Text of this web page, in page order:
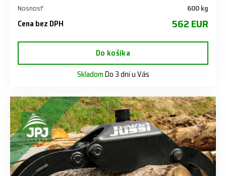
Nosnosť
600 kg
Cena bez DPH 562 EUR
Do košíka
SkladomDo 3 dní u Vás